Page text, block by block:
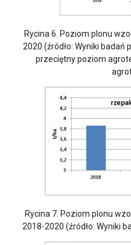
Rycina 6. Poziom plonu
2020 (źródło: Wyniki badań
przeciętny poziom
Rycina 7. Poziom plonu
2018-2020 (źródło: Wyniki